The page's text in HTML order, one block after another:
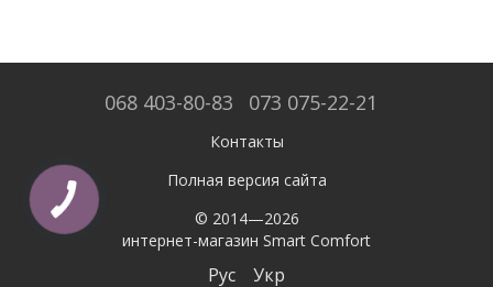
068 403-80-83 073 075-22-21
Контакты
Полная версия сайта
© 2014—2026
интернет-магазин Smart Comfort
Рус Укр